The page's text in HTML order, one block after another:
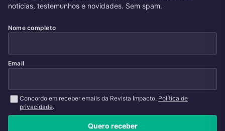
notícias, testemunhos e novidades. Sem spam.
Nome completo
Email
Concordo em receber emails da Revista Impacto. Política de
privacidade.
Quero receber